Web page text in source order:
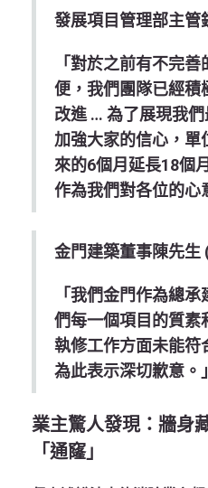
發展項目管理部主管
「對於之前有不完
便，我們團隊已經積
改進 … 為了展現我
加強大家的信心，單
來的6個月延長18個
作為我們對各位的心
金門建築董事陳先生
「我們金門作為總
們每一個項目的質
執修工作方面未能符
為此表示深切歉意。」
業主驚人發現：牆身
「通窿」